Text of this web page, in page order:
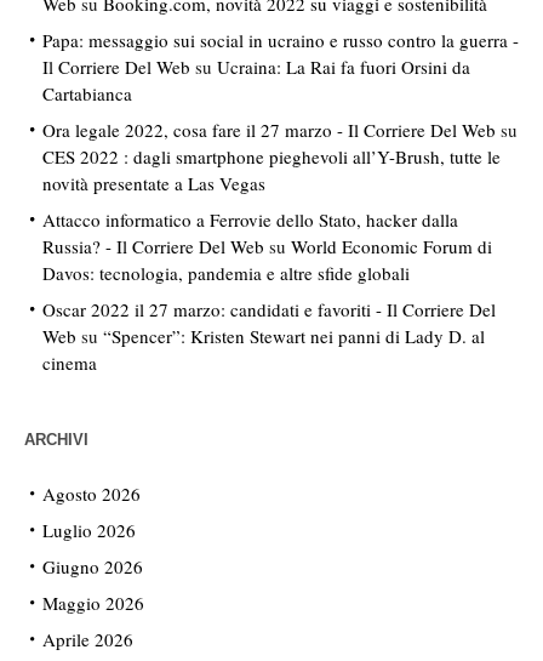
Papa: messaggio sui social in ucraino e russo contro la guerra -
Il Corriere Del Web su Ucraina: La Rai fa fuori Orsini da
Cartabianca
Ora legale 2022, cosa fare il 27 marzo - Il Corriere Del Web su
CES 2022 : dagli smartphone pieghevoli all’Y-Brush, tutte le
novità presentate a Las Vegas
Attacco informatico a Ferrovie dello Stato, hacker dalla
Russia? - Il Corriere Del Web su World Economic Forum di
Davos: tecnologia, pandemia e altre sfide globali
Oscar 2022 il 27 marzo: candidati e favoriti - Il Corriere Del
Web su “Spencer”: Kristen Stewart nei panni di Lady D. al
cinema
ARCHIVI
Agosto 2026
Luglio 2026
Giugno 2026
Maggio 2026
Aprile 2026